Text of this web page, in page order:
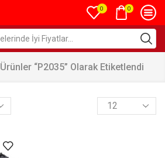
0 0
Ürünler “P2035” Olarak Etiketlendi